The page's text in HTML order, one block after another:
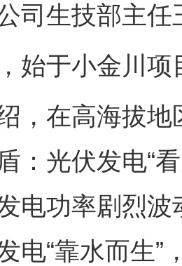
司生技部主任
于小金川项
在高海拔地
：光伏发电“
电功率剧烈
电“靠水而生”